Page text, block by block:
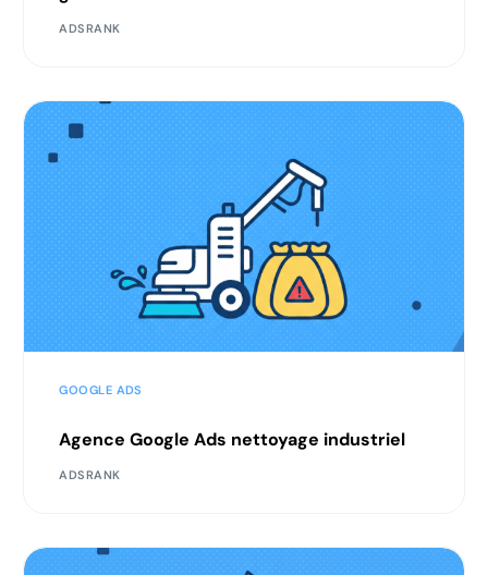
ADSRANK
GOOGLE ADS
Agence Google Ads nettoyage industriel
ADSRANK